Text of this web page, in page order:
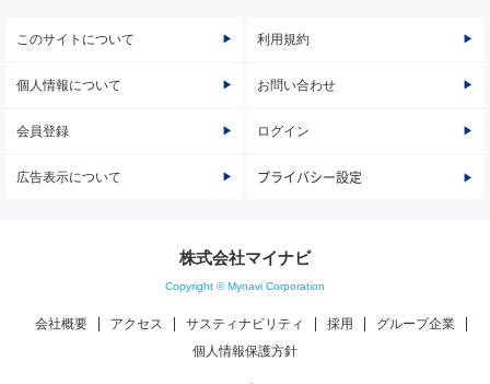
このサイトについて 利用規約
個人情報について お問い合わせ
会員登録 ログイン
広告表示について プライバシー設定
株式会社マイナビ
Copyright © Mynavi Corporation
会社概要 アクセス サスティナビリティ 採用
グループ企業
個人情報保護方針